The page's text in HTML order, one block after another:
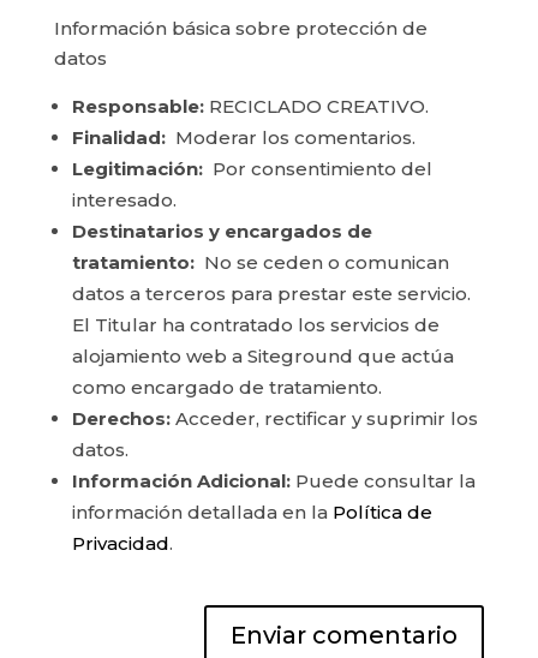
Información básica sobre protección de
datos
Responsable:RECICLADO CREATIVO.
Finalidad:Moderar los comentarios.
Legitimación:Por consentimiento del
interesado.
Destinatarios y encargados de
tratamiento:No se ceden o comunican
datos a terceros para prestar este servicio.
El Titular ha contratado los servicios de
alojamiento web a Siteground que actúa
como encargado de tratamiento.
Derechos:Acceder, rectificar y suprimir los
datos.
Información Adicional:Puede consultar la
información detallada en la Política de
Privacidad.